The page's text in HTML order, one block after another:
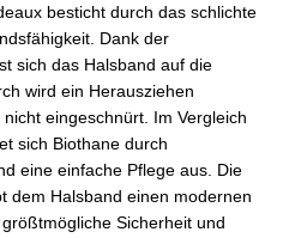
besticht durch das schlichte
Dank der
sich das Halsband auf die
wird ein Herausziehen
eingeschnürt. Im Vergleich
sich Biothane durch
eine einfache Pflege aus. Die
dem Halsband einen modernen
Sicherheit und